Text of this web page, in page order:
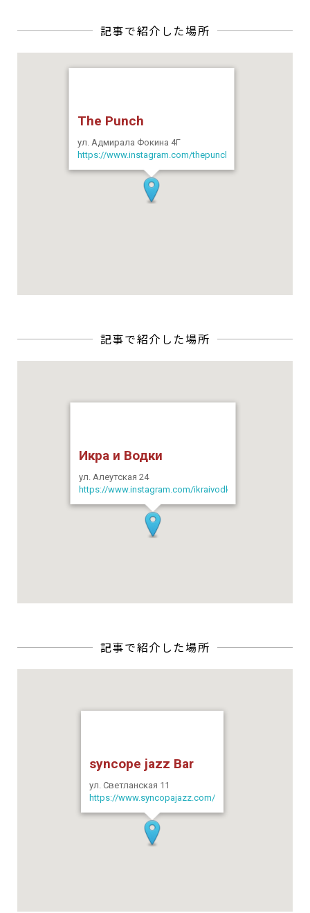
The Punch
ул. Адмирала Фокина 4Г
https://www.instagram.com/thepunchbar
Икра и Водки
ул. Алеутская 24
https://www.instagram.com/ikraivodki/
syncope jazz Bar
ул. Светланская 11
https://www.syncopajazz.com/